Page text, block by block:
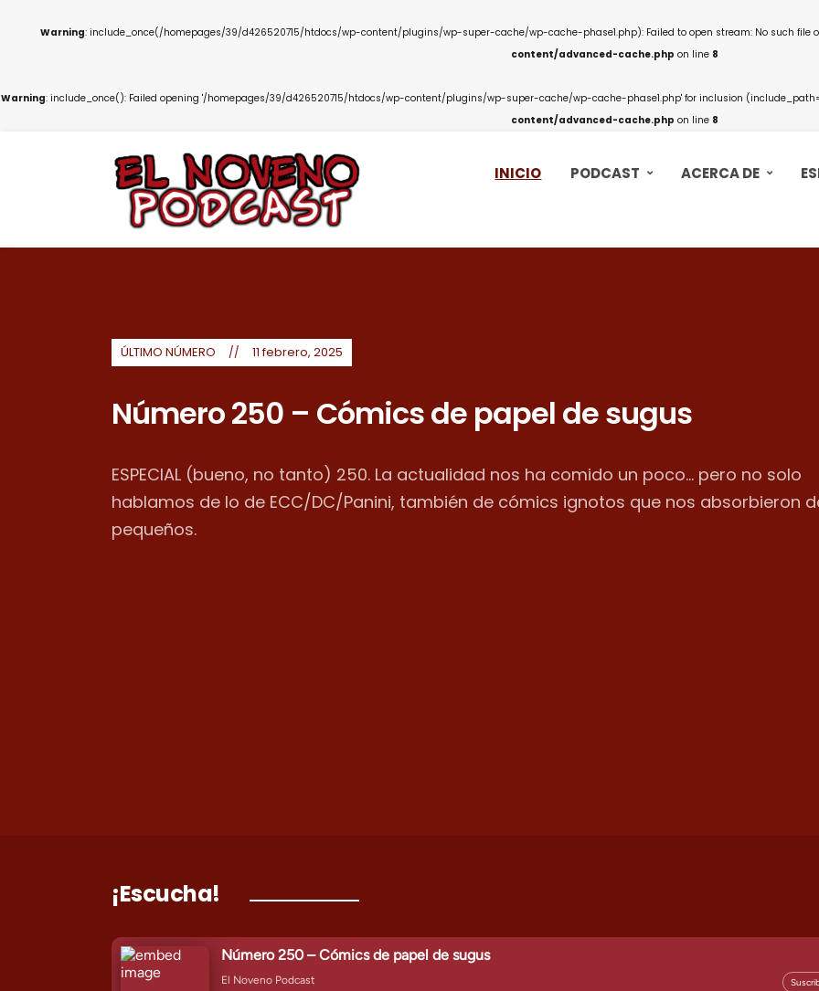
Warning: include_once(/homepages/39/d426520715/htdocs/wp-content/plugins/wp-super-cache/wp-cache-phase1.php): Failed to open stream: No such file
content/advanced-cache.php on line 8
Warning: include_once(): Failed opening '/homepages/39/d426520715/htdocs/wp-content/plugins/wp-super-cache/wp-cache-phase1.php' for inclusion
content/advanced-cache.php on line 8
INICIO PODCAST ACERCA DE
ÚLTIMO NÚMERO 11 febrero, 2025
Número 250 – Cómics de papel de sugus
ESPECIAL (bueno, no tanto) 250. La actualidad nos ha comido un poco... pero no solo
hablamos de lo de ECC/DC/Panini, también de cómics ignotos que nos absorbieron
pequeños.
¡Escucha!